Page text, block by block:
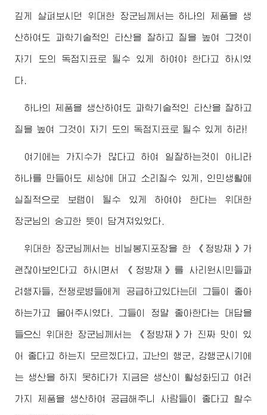
깊게 살펴보시던 위대한 장군님께서 는 하나의 제품을 생
산하여도 과학기술적인 타산을 잘하고 질을 높여 그것이
자기 도의 독점지표로 될수 있게 하여야 한다고 하시였
다.
하나의 제품을 생산하여도 과학기술적인 타산을 잘하고
질을 높여 그것이 자기 도의 독점지표로 될수 있게 하라!
여기에는 가지수가 많다고 하여 일잘하는것이 아니라
하나를 만들어도 세상에 대고 소리칠수 있게, 인민생활에
실질적으로 보탬이 될수 있게 하여야 한다는 위대한
장군님 의 숭고한 뜻이 담겨져있었다.
위대한 장군님께서는 비닐봉지포장을 한 《정방채》가
괜찮아보인다고 하시면서 《정방채》를 사리원시민들과
려행자들, 전쟁로병들에게 공급하고있다는데 그들이 좋아
하는가고 물어주시였다. 그들이 정말 좋아한다는 대답을
들으신위대한 장군님께서는 《정방채》가 진짜 맛이 있
어 좋다고 하는지 모르겠다고, 고난의 행군, 강행군시기에
는 생산을 하지 못하다가 지금은 생산이 활성화되고 여러
가지 제품을 생산하여 공급해주니 사람들이 좋다고 할수